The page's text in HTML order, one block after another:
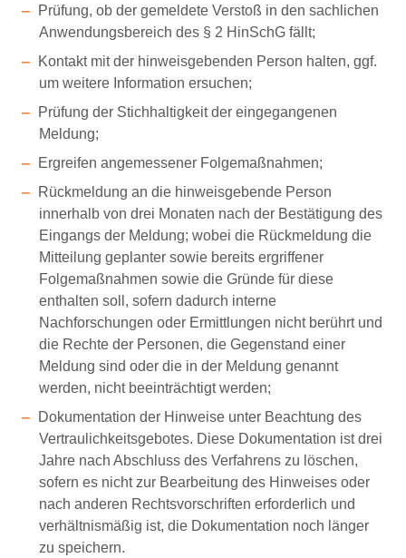
Prüfung, ob der gemeldete Verstoß in den sachlichen
Anwendungsbereich des § 2 HinSchG fällt;
Kontakt mit der hinweisgebenden Person halten, ggf.
um weitere Information ersuchen;
Prüfung der Stichhaltigkeit der eingegangenen
Meldung;
Ergreifen angemessener Folgemaßnahmen;
Rückmeldung an die hinweisgebende Person
innerhalb von drei Monaten nach der Bestätigung des
Eingangs der Meldung; wobei die Rückmeldung die
Mitteilung geplanter sowie bereits ergriffener
Folgemaßnahmen sowie die Gründe für diese
enthalten soll, sofern dadurch interne
Nachforschungen oder Ermittlungen nicht berührt und
die Rechte der Personen, die Gegenstand einer
Meldung sind oder die in der Meldung genannt
werden, nicht beeinträchtigt werden;
Dokumentation der Hinweise unter Beachtung des
Vertraulichkeitsgebotes. Diese Dokumentation ist drei
Jahre nach Abschluss des Verfahrens zu löschen,
sofern es nicht zur Bearbeitung des Hinweises oder
nach anderen Rechtsvorschriften erforderlich und
verhältnismäßig ist, die Dokumentation noch länger
zu speichern.